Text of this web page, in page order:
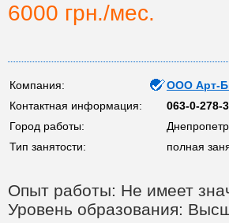
6000 грн./мес.
Компания:
ООО Арт-
Контактная информация:
063-0-278-
Город работы:
Тип занятости:
полная
Опыт работы: Не имеет
Уровень образования: